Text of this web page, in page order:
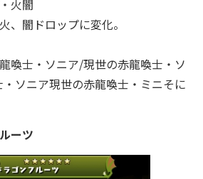
火闇
、闇ドロップに変化。
喚士・ソニア/現世の赤龍喚士・ソ
ソニア現世の赤龍喚士・ミニそに
ーツ